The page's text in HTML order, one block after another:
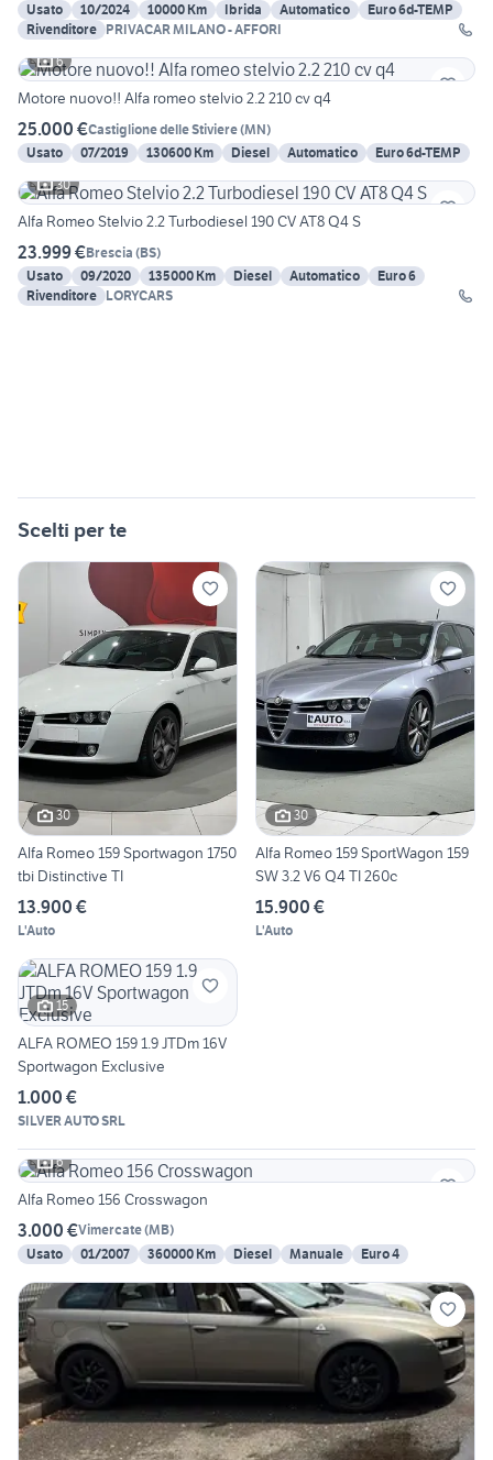
Usato
10/2024 10000 Km Ibrida Automatico
Euro 6d-TEMP
Rivenditore PRIVACAR MILANO - AFFORI
6
Motore nuovo!! Alfa romeo stelvio 2.2 210 cv q4
25.000 €Castiglione delle Stiviere(MN)
Usato
07/2019 130600 Km Diesel Automatico
Euro 6d-TEMP
30
Alfa Romeo Stelvio 2.2 Turbodiesel 190 CV AT8 Q4 S
23.999 €Brescia (BS)
Usato
09/2020 135000 Km Diesel Automatico
Euro 6
Rivenditore LORYCARS
Scelti per te
30
Alfa Romeo 159 Sportwagon 1750
tbi Distinctive TI
13.900 €
L'Auto
30
Alfa Romeo 159 SportWagon 159
SW 3.2 V6 Q4 TI 260c
15.900 €
L'Auto
15
ALFA ROMEO 159 1.9 JTDm 16V
Sportwagon Exclusive
1.000 €
SILVER AUTO SRL
6
Alfa Romeo 156 Crosswagon
3.000 €Vimercate(MB)
Usato
01/2007 360000 Km Diesel Manuale Euro 4